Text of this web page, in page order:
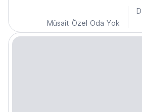
from both Galle Fort and Dutch
Müsait Özel Oda Yok